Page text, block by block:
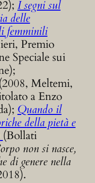
I segni sul
delle
femminili
Premio
Speciale sui
Meltemi,
a Enzo
Quando il
della pietà e
(Bollati
non si nasce,
di genere nella